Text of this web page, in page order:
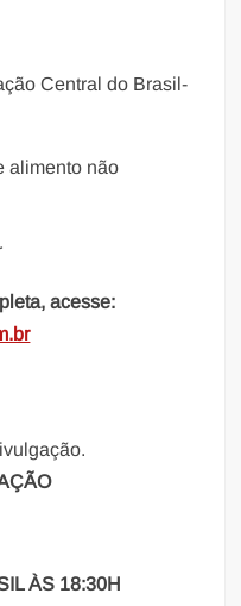
Central do Brasil-
alimento não
acesse:
ÀS 18:30H